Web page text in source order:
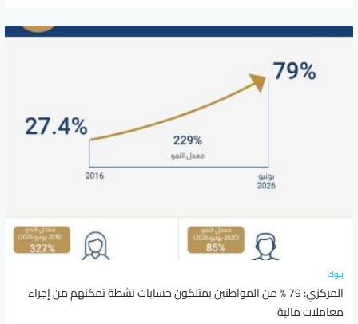
بنوك
المركزي: 79 % من المواطنين يمتلكون حسابات نشطة تمكنهم من إجراء
معاملات مالية